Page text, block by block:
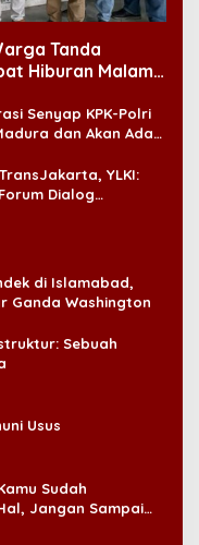
Tanda
Hiburan Malam
Senyap KPK-Polri
dan Akan Ada
YLKI:
Dialog
di Islamabad,
Ganda Washington
Sebuah
Usus
Sudah
Jangan Sampai